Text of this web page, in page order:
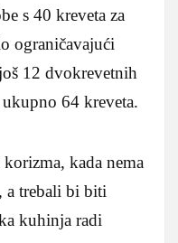
s 40 kreveta za
ograničavajući
12 dvokrevetnih
64 kreveta.
kada nema
a trebali bi biti
kuhinja radi